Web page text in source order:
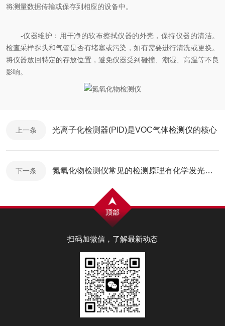
将测量数据传输或保存到相应的设备中。
-仪器维护：用干净的软布擦拭仪器的外壳，保持仪器的清洁。
检查采样探头和气管是否有堵塞或污染，如有需要进行清洗或更换。
将仪器放回特定的存放位置，避免仪器受到碰撞、潮湿、高温等不良
影响。
上一条 光离子化检测器(PID)是VOC气体检测仪的核心
下一条 氮氧化物检测仪常见的检测原理有化学发光法、红外吸收法两种
扫码加微信，了解最新动态